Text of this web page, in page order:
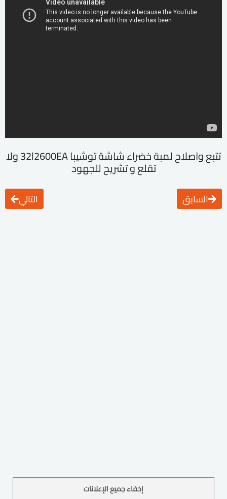
تتبع واصلاح لمبة خضراء شاشة توشيبا 32l2600EA ولا
تقلع و تشريح للجهود
السابق التالي
إخفاء جميع الإعلانات